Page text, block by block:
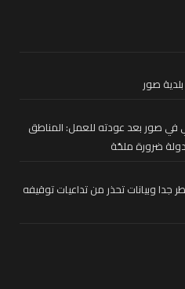
في صور بعد عودته للعمل: المناطق
ضرورة ملحّة
وبيانات تحذر من تداعيات توقيفه